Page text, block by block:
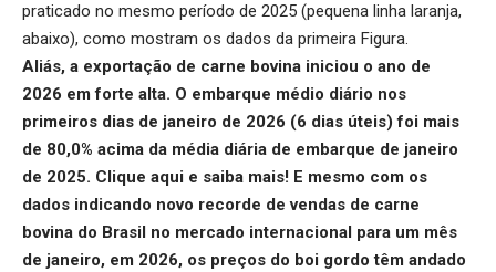
praticado no mesmo período de 2025 (pequena linha laranja,
abaixo), como mostram os dados da primeira Figura.
Aliás, a exportação de carne bovina iniciou o ano de
2026 em forte alta. O embarque médio diário nos
primeiros dias de janeiro de 2026 (6 dias úteis) foi mais
de 80,0% acima da média diária de embarque de janeiro
de 2025. Clique aqui e saiba mais! E mesmo com os
dados indicando novo recorde de vendas de carne
bovina do Brasil no mercado internacional para um mês
de janeiro, em 2026, os preços do boi gordo têm andado